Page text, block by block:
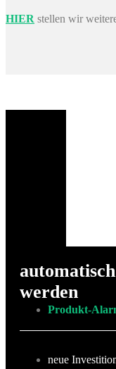
HIER stellen wir
werden
Produkt-
neue